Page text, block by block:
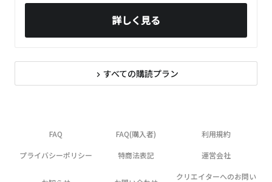
詳しく見る
navigate_next すべての購読プラン
FAQ FAQ(購入者) 利用規約
プライバシーポリシー 特商法表記 運営会社
クリエイターへのお問い